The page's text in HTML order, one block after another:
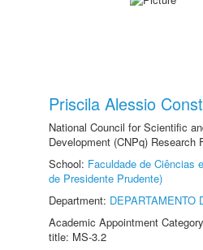
Priscila Alessio
National Council for Scientific
Development (CNPq) Research
School: Faculdade de Ciências
de Presidente Prudente)
Department: DEPARTAMENTO
Academic Appointment
title: MS-3.2